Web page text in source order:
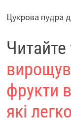
Цукрова пудра
фрукти
які